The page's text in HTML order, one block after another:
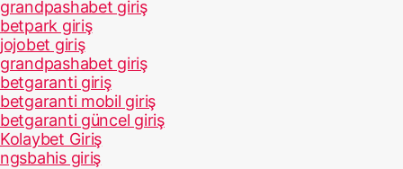
grandpashabet giriş
betpark giriş
jojobet giriş
grandpashabet giriş
betgaranti giriş
betgaranti mobil giriş
betgaranti güncel giriş
Kolaybet Giriş
ngsbahis giriş